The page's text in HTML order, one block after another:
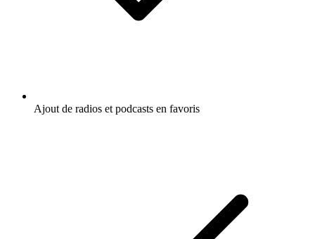
Ajout de radios et podcasts en favoris